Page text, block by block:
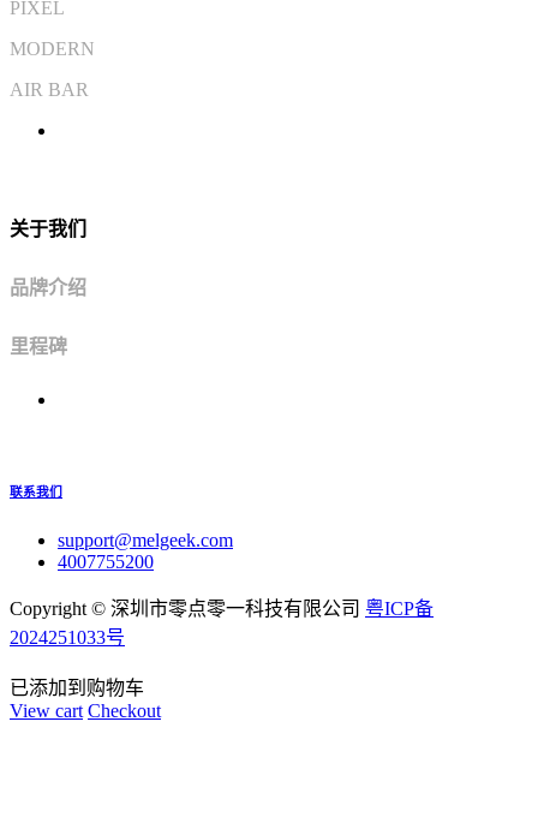
PIXEL
MODERN
AIR BAR
关于我们
品牌介绍
里程碑
联系我们
support@melgeek.com
4007755200
Copyright © 深圳市零点零一科技有限公司 粤ICP备
2024251033号
已添加到购物车
View cart Checkout